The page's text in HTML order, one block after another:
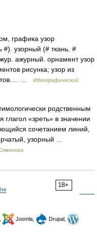
графика узор
#). узорный (# ткань. #
ажурный. орнамент узор
рисунка; узор из
…
Идеографический
родственным
глагол «зреть» в значении
сочетанием линий,
узорный …
18+
Joomla,
Drupal,